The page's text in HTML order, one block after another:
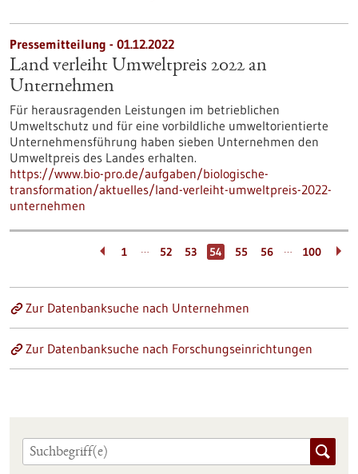
Pressemitteilung - 01.12.2022
Land verleiht Umweltpreis 2022 an
Unternehmen
Für herausragenden Leistungen im betrieblichen
Umweltschutz und für eine vorbildliche umweltorientierte
Unternehmensführung haben sieben Unternehmen den
Umweltpreis des Landes erhalten.
https://www.bio-pro.de/aufgaben/biologische-
transformation/aktuelles/land-verleiht-umweltpreis-2022-
unternehmen
1 … 52 53 54 55 56 … 100
Zur Datenbanksuche nach Unternehmen
Zur Datenbanksuche nach Forschungseinrichtungen